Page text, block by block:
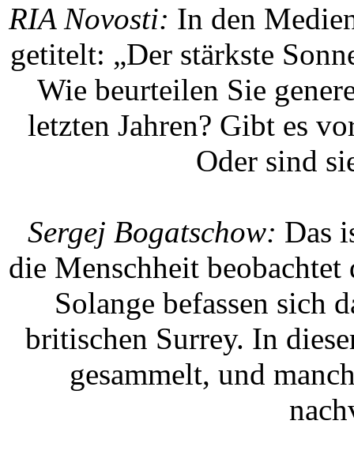
RIA Novosti: In den
getitelt: „Der stärkste
Wie beurteilen Sie
letzten Jahren? Gibt es
Oder sind
Sergej Bogatschow: Das
die Menschheit beobachtet
Solange befassen sich
britischen Surrey. In
gesammelt, und